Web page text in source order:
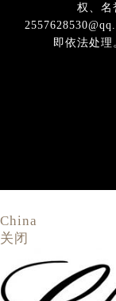
权、名
即依法处
China
关闭